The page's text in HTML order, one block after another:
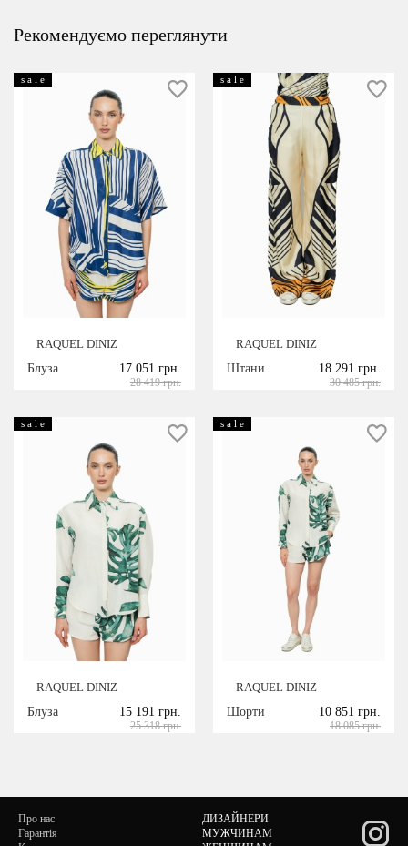
Рекомендуємо переглянути
s a l e
RAQUEL DINIZ
Блуза
17 051 грн.
28 419 грн.
s a l e
RAQUEL DINIZ
Штани
18 291 грн.
30 485 грн.
s a l e
RAQUEL DINIZ
Блуза
15 191 грн.
25 318 грн.
s a l e
RAQUEL DINIZ
Шорти
10 851 грн.
18 085 грн.
Про нас
Гарантія
ДИЗАЙНЕРИ
МУЖЧИНАМ